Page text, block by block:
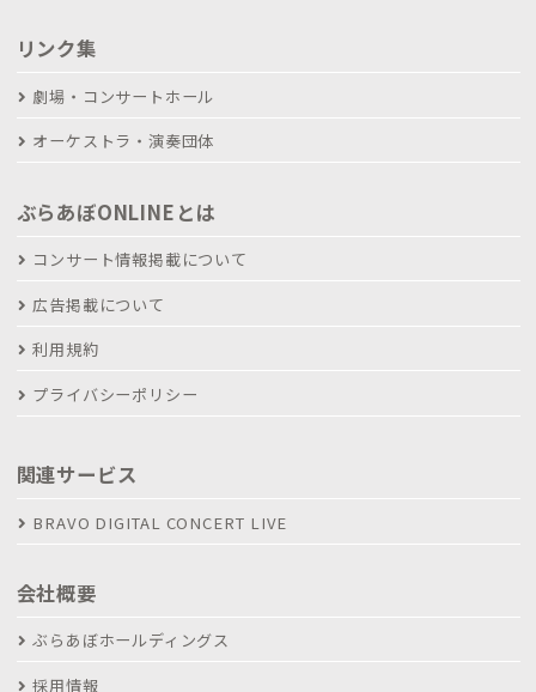
リンク集
劇場・コンサートホール
オーケストラ・演奏団体
ぶらあぼONLINEとは
コンサート情報掲載について
広告掲載について
利用規約
プライバシーポリシー
関連サービス
BRAVO DIGITAL CONCERT LIVE
会社概要
ぶらあぼホールディングス
採用情報